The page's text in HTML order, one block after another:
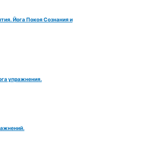
Йога Покоя Сознания и
упражнения.